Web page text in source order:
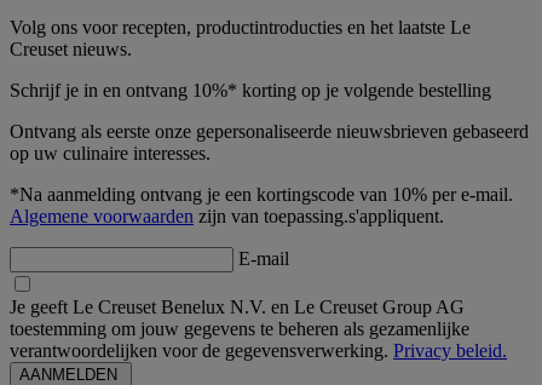
Volg ons voor recepten, productintroducties en het laatste Le
Creuset nieuws.
Schrijf je in en ontvang 10%* korting op je volgende bestelling
Ontvang als eerste onze gepersonaliseerde nieuwsbrieven gebaseerd
op uw culinaire interesses.
*Na aanmelding ontvang je een kortingscode van 10% per e-mail.
Algemene voorwaarden zijn van toepassing.s'appliquent.
E-mail
Je geeft Le Creuset Benelux N.V. en Le Creuset Group AG
toestemming om jouw gegevens te beheren als gezamenlijke
verantwoordelijken voor de gegevensverwerking. Privacy beleid.